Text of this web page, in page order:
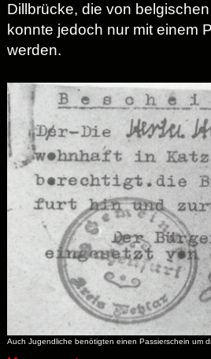
Dillbrücke, die von
konnte jedoch nur mit einem
werden.
Auch Jugendliche benötigten einen Passierschein um